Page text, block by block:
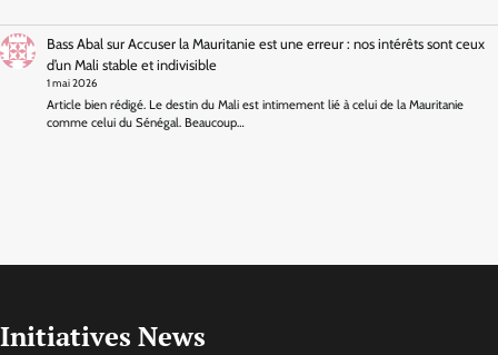
Bass Abal sur Accuser la Mauritanie est une erreur : nos intérêts sont ceux
d’un Mali stable et indivisible
1 mai 2026
Article bien rédigé. Le destin du Mali est intimement lié à celui de la Mauritanie
comme celui du Sénégal. Beaucoup…
Initiatives News